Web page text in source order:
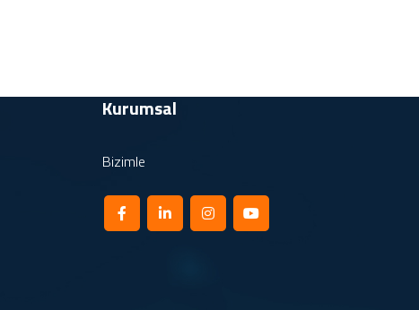
Kurumsal
Bizimle